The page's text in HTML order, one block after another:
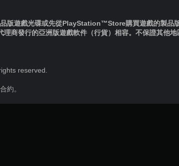
版遊戲光碟或先從PlayStation™Store購買遊戲的製品
商發行的亞洲版遊戲軟件（行貨）相容。不保證其他
reserved.
約。